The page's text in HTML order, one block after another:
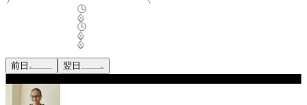
前日 翌日